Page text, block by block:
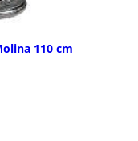
110 cm